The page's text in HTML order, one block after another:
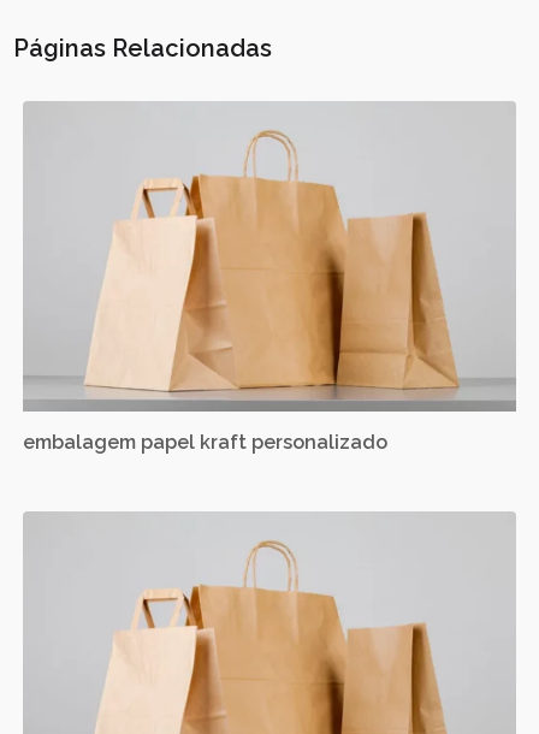
Páginas Relacionadas
embalagem papel kraft personalizado